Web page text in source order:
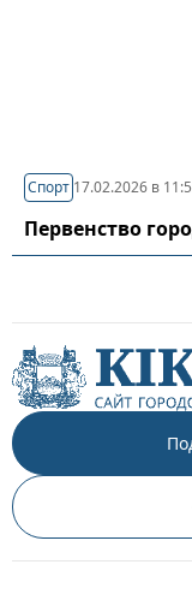
Спорт 17.02.2026 в
Первенство